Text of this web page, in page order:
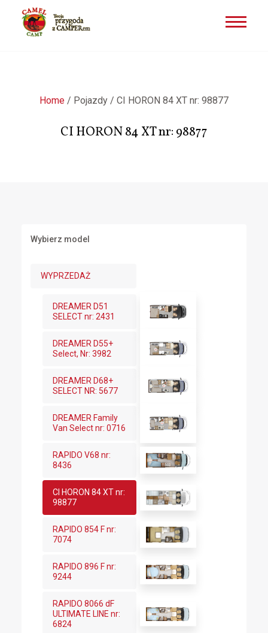
Home / Pojazdy / CI HORON 84 XT nr: 98877
CI HORON 84 XT nr: 98877
Wybierz model
WYPRZEDAŻ
DREAMER D51
SELECT nr: 2431
DREAMER D55+
Select, Nr: 3982
DREAMER D68+
SELECT NR: 5677
DREAMER Family
Van Select nr: 0716
RAPIDO V68 nr:
8436
CI HORON 84 XT nr:
98877
RAPIDO 854 F nr:
7074
RAPIDO 896 F nr:
9244
RAPIDO 8066 dF
ULTIMATE LINE nr:
6824